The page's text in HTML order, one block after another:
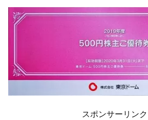
スポンサーリンク